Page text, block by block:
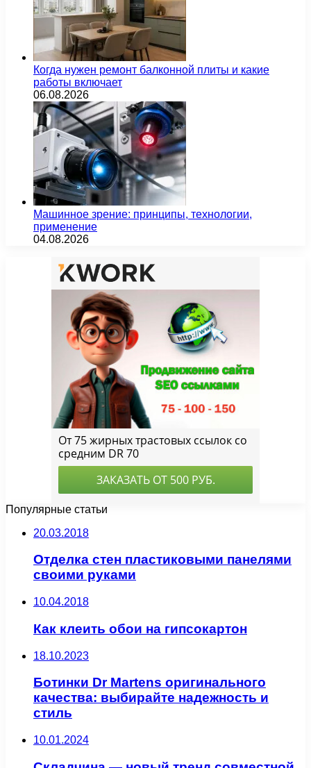
Когда нужен ремонт балконной плиты и какие
работы включает
06.08.2026
Машинное зрение: принципы, технологии,
применение
04.08.2026
Популярные статьи
20.03.2018
Отделка стен пластиковыми панелями
своими руками
10.04.2018
Как клеить обои на гипсокартон
18.10.2023
Ботинки Dr Martens оригинального
качества: выбирайте надежность и
стиль
10.01.2024